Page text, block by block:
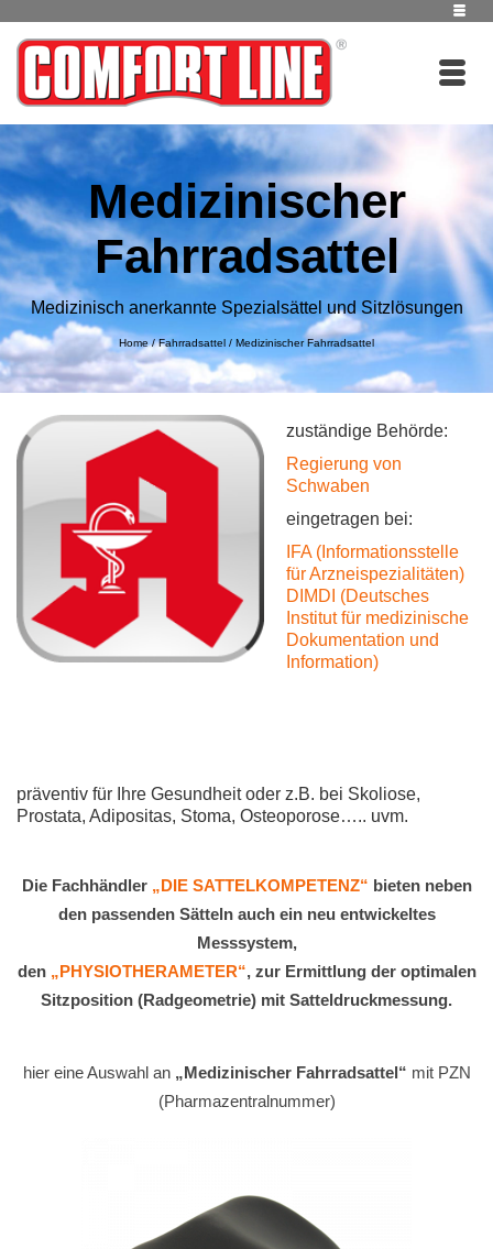
Medizinischer
Fahrradsattel
Medizinisch anerkannte Spezialsättel und Sitzlösungen
Home / Fahrradsattel / Medizinischer Fahrradsattel
zuständige Behörde:
Regierung von
Schwaben
eingetragen bei:
IFA (Informationsstelle
für Arzneispezialitäten)
DIMDI (Deutsches
Institut für medizinische
Dokumentation und
Information)
präventiv für Ihre Gesundheit oder z.B. bei Skoliose,
Prostata, Adipositas, Stoma, Osteoporose….. uvm.
Die Fachhändler „DIE SATTELKOMPETENZ“ bieten neben
den passenden Sätteln auch ein neu entwickeltes
Messsystem,
den „PHYSIOTHERAMETER“, zur Ermittlung der optimalen
Sitzposition (Radgeometrie) mit Satteldruckmessung.
hier eine Auswahl an„Medizinischer Fahrradsattel“ mit PZN
(Pharmazentralnummer)